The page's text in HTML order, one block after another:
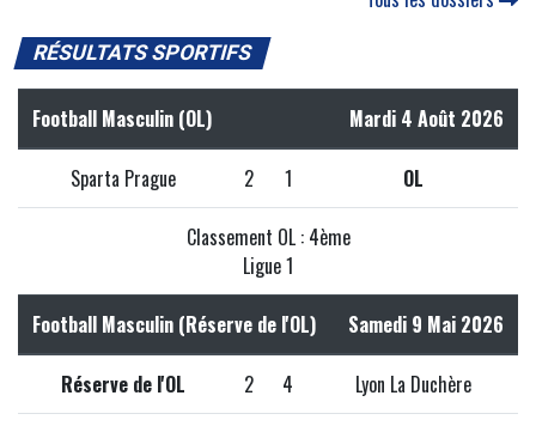
RÉSULTATS SPORTIFS
Football Masculin (OL) Mardi 4 Août 2026
Sparta Prague 2 1 OL
Classement OL : 4ème
Ligue 1
Football Masculin (Réserve de l'OL) Samedi 9 Mai 2026
Réserve de l'OL 2 4 Lyon La Duchère